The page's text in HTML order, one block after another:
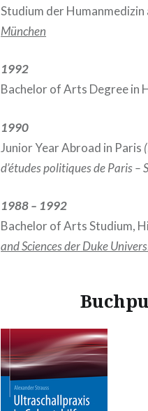
Studium der Humanmedizin
München
1992
Bachelor of Arts Degree in
1990
Junior Year Abroad in Paris
d’études politiques de Paris –
1988 – 1992
Bachelor of Arts Studium,
and Sciences derDuke